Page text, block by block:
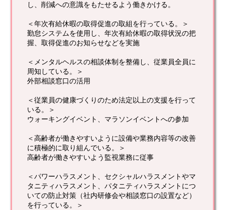
し、削減への意識をもたせるよう働きかける。
＜年次有給休暇の取得促進の取組を行っている。＞
勤怠システムを使用し、年次有給休暇の取得状況の把
握、取得促進のお知らせなどを実施
＜メンタルヘルスの相談体制を整備し、従業員全員に
周知している。＞
外部相談窓口の活用
＜従業員の健康づくりのため法定以上の支援を行って
いる。＞
ウォーキングイベント、マラソンイベントへの参加
＜高齢者が働きやすいように設備や業務内容等の改善
に積極的に取り組んでいる。＞
高齢者が働きやすいよう監視業務に従事
＜パワーハラスメント、セクシャルハラスメントやマ
タニティハラスメント、パタニティハラスメントにつ
いての防止対策（社内研修会や相談窓口の設置など）
を行っている。＞